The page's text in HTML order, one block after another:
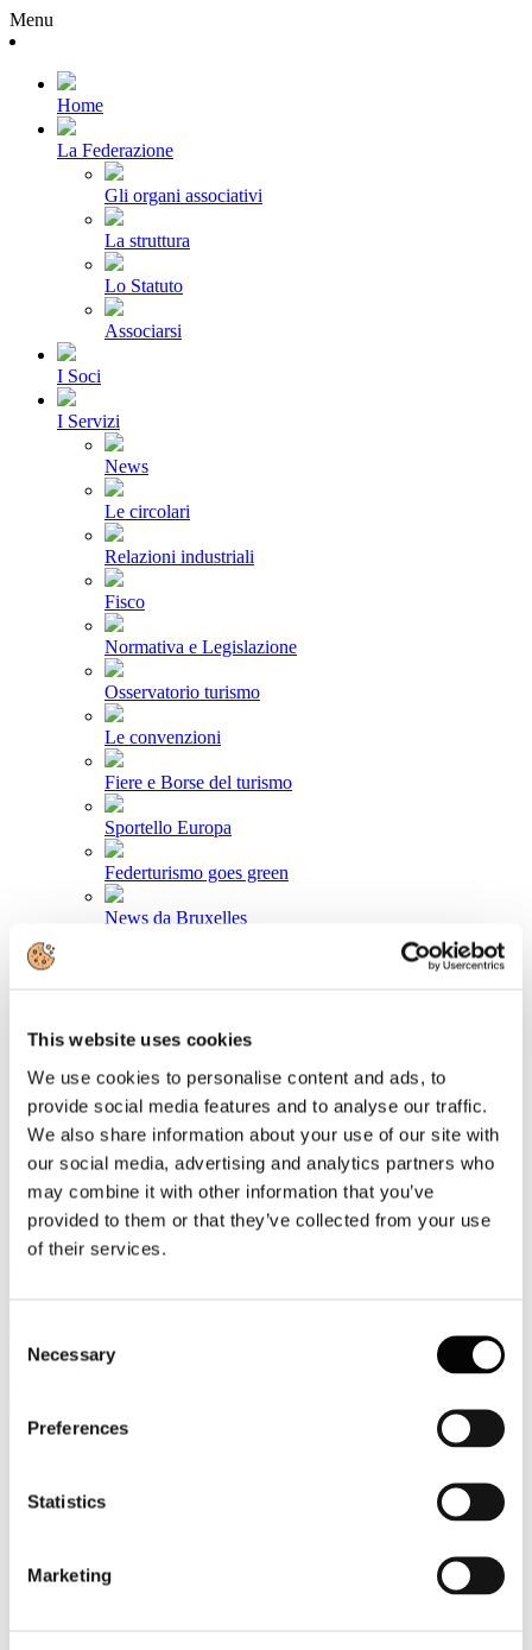
This website uses cookies
We use cookies to personalise content and ads, to
provide social media features and to analyse our traffic.
We also share information about your use of our site with
our social media, advertising and analytics partners who
may combine it with other information that you’ve
provided to them or that they’ve collected from your use
of their services.
Selection
Necessary
Preferences
Statistics
Marketing
Menu
Home
La Federazione
Gli organi associativi
La struttura
Lo Statuto
Associarsi
I Soci
I Servizi
News
Le circolari
Relazioni industriali
Fisco
Normativa e Legislazione
Osservatorio turismo
Le convenzioni
Fiere e Borse del turismo
Sportello Europa
Federturismo goes green
News da Bruxelles
Newsletter
Video
Articoli e Interviste
Contatti
Tel. +39 320 57 80 986
Email segreteria@federturismo.it
Ricordami